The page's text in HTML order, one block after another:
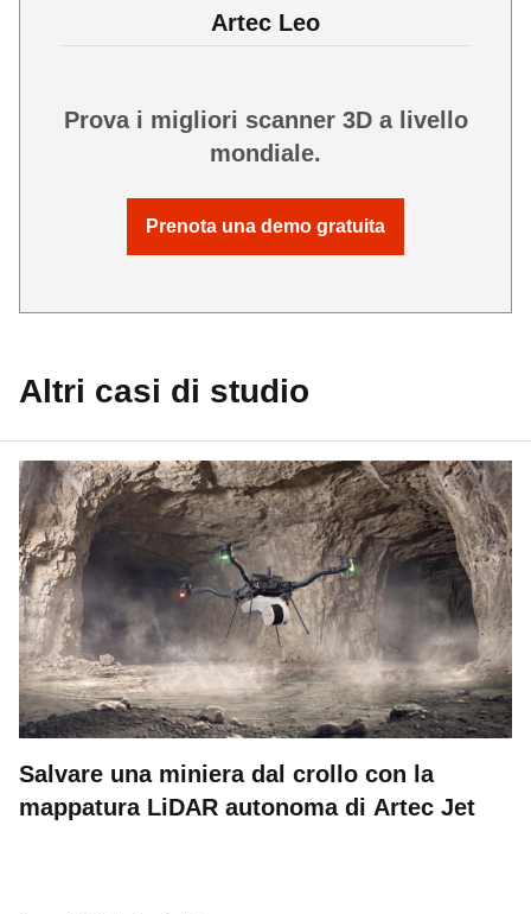
Artec Leo
Prova i migliori scanner 3D a livello
mondiale.
Prenota una demo gratuita
Altri casi di studio
Salvare una miniera dal crollo con la
mappatura LiDAR autonoma di Artec Jet